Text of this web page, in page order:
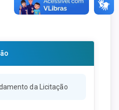
da Licitação